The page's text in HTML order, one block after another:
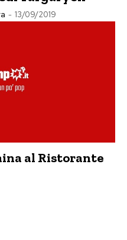
- 13/09/2019
al Ristorante